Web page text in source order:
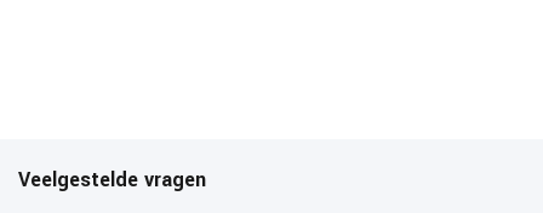
Veelgestelde vragen